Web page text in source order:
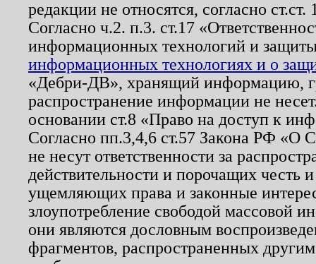
редакции не относятся, согласно
Согласно ч.2. п.3. ст.17
информационных технологий и
информационных технологиях и о
«Дебри-ДВ», хранящий информацию,
распространение информации не
основании ст.8 «Право на доступ к
Согласно пп.3,4,6 ст.57 Закона РФ «О
не несут ответственности за
действительности и порочащих честь
ущемляющих права и законные
злоупотребление свободой массовой
они являются дословным
фрагментов, распространенных